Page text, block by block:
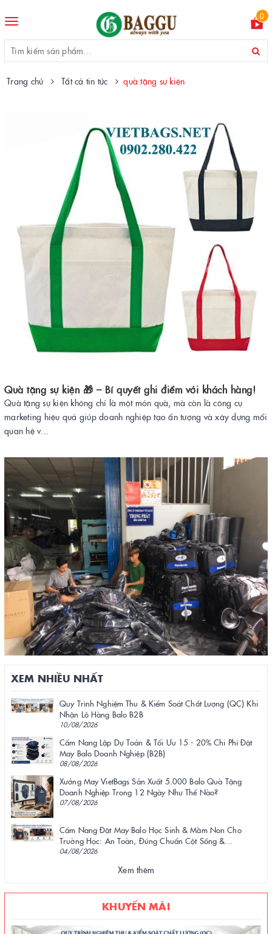
Toggle
0
Trang chủ Tất cả tin tức quà tặng sự kiện
Quà tặng sự kiện 🎁 – Bí quyết ghi điểm với khách hàng!
Quà tặng sự kiện không chỉ là một món quà, mà còn là công cụ
marketing hiệu quả giúp doanh nghiệp tạo ấn tượng và xây dựng mối
quan hệ v...
XEM NHIỀU NHẤT
Quy Trình Nghiệm Thu & Kiểm Soát Chất Lượng (QC) Khi
Nhận Lô Hàng Balo B2B
10/08/2026
Cẩm Nang Lập Dự Toán & Tối Ưu 15 - 20% Chi Phí Đặt
May Balo Doanh Nghiệp (B2B)
08/08/2026
Xưởng May VietBags Sản Xuất 5.000 Balo Quà Tặng
Doanh Nghiệp Trong 12 Ngày Như Thế Nào?
07/08/2026
Cẩm Nang Đặt May Balo Học Sinh & Mầm Non Cho
Trường Học: An Toàn, Đúng Chuẩn Cột Sống &...
04/08/2026
Xem thêm
KHUYẾN MÃI